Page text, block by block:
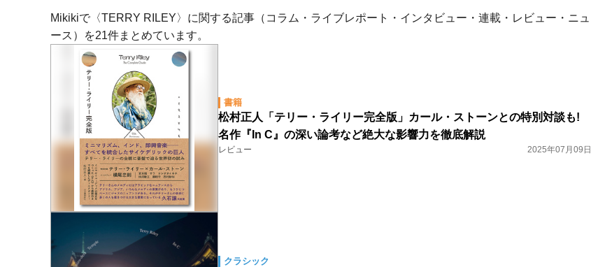
Mikikiで〈TERRY RILEY〉に関する記事（コラム・ライブレポート・インタビュー・連載・レビュー・ニュ
ース）を21件まとめています。
書籍
松村正人「テリー・ライリー完全版」カール・ストーンとの特別対談も!
名作『In C』の深い論考など絶大な影響力を徹底解説
レビュー 2025年07月09日
クラシック